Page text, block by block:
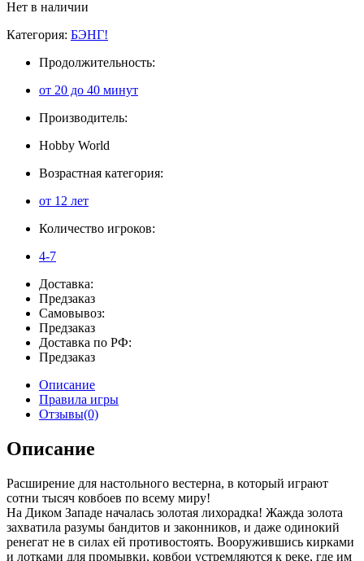
Нет в наличии
Категория: БЭНГ!
Продолжительность:
от 20 до 40 минут
Производитель:
Hobby World
Возрастная категория:
от 12 лет
Количество игроков:
4-7
Доставка:
Предзаказ
Самовывоз:
Предзаказ
Доставка по РФ:
Предзаказ
Описание
Правила игры
Отзывы(0)
Описание
Расширение для настольного вестерна, в который играют
сотни тысяч ковбоев по всему миру!
На Диком Западе началась золотая лихорадка! Жажда золота
захватила разумы бандитов и законников, и даже одинокий
ренегат не в силах ей противостоять. Вооружившись кирками
и лотками для промывки, ковбои устремляются к реке, где им